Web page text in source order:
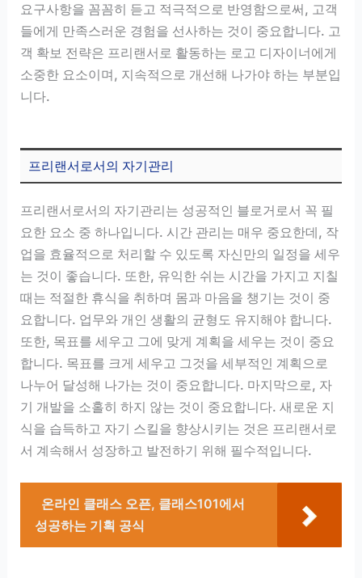
요구사항을 꼼꼼히 듣고 적극적으로 반영함으로써, 고객
들에게 만족스러운 경험을 선사하는 것이 중요합니다. 고
객 확보 전략은 프리랜서로 활동하는 로고 디자이너에게
소중한 요소이며, 지속적으로 개선해 나가야 하는 부분입
니다.
프리랜서로서의 자기관리
프리랜서로서의 자기관리는 성공적인 블로거로서 꼭 필
요한 요소 중 하나입니다. 시간 관리는 매우 중요한데, 작
업을 효율적으로 처리할 수 있도록 자신만의 일정을 세우
는 것이 좋습니다. 또한, 유익한 쉬는 시간을 가지고 지칠
때는 적절한 휴식을 취하며 몸과 마음을 챙기는 것이 중
요합니다. 업무와 개인 생활의 균형도 유지해야 합니다.
또한, 목표를 세우고 그에 맞게 계획을 세우는 것이 중요
합니다. 목표를 크게 세우고 그것을 세부적인 계획으로
나누어 달성해 나가는 것이 중요합니다. 마지막으로, 자
기 개발을 소홀히 하지 않는 것이 중요합니다. 새로운 지
식을 습득하고 자기 스킬을 향상시키는 것은 프리랜서로
서 계속해서 성장하고 발전하기 위해 필수적입니다.
온라인 클래스 오픈, 클래스101에서
성공하는 기획 공식